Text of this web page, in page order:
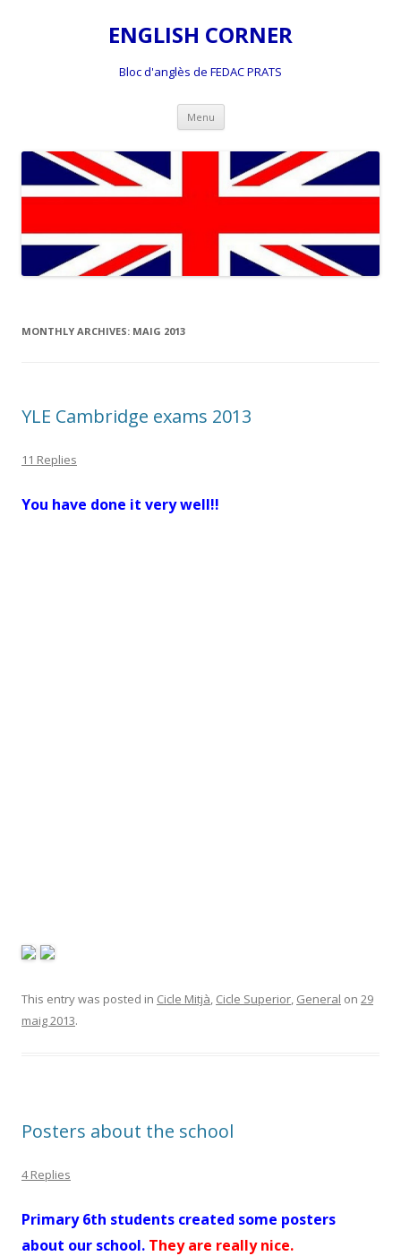
ENGLISH CORNER
Bloc d'anglès de FEDAC PRATS
Menu Skip
content
MONTHLY ARCHIVES: MAIG 2013
YLE Cambridge exams 2013
11 Replies
You have done it very well!!
This entry was posted in Cicle Mitjà, Cicle Superior, General on 29
maig 2013.
Posters about the school
4 Replies
Primary 6th students created some posters
about our school. They are really nice.